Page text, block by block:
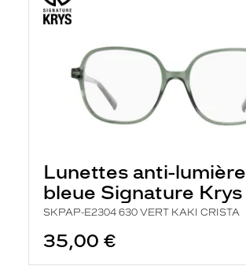
Lunettes anti-lumière
bleue Signature Krys
SKPAP-E2304 630 VERT KAKI CRISTA
35,00 €